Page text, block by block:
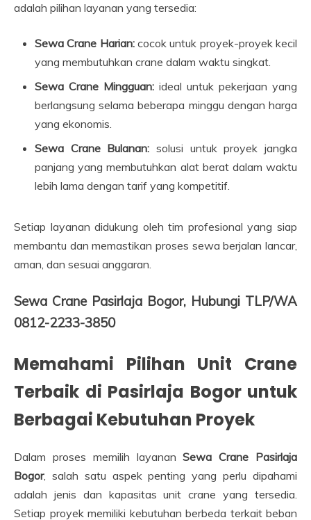
adalah pilihan layanan yang tersedia:
Sewa Crane Harian:cocok untuk proyek-proyek kecil
yang membutuhkan crane dalam waktu singkat.
Sewa Crane Mingguan: ideal untuk pekerjaan yang
berlangsung selama beberapa minggu dengan harga
yang ekonomis.
Sewa Crane Bulanan: solusi untuk proyek jangka
panjang yang membutuhkan alat berat dalam waktu
lebih lama dengan tarif yang kompetitif.
Setiap layanan didukung oleh tim profesional yang siap
membantu dan memastikan proses sewa berjalan lancar,
aman, dan sesuai anggaran.
Sewa Crane Pasirlaja Bogor, Hubungi TLP/WA
0812-2233-3850
Memahami Pilihan Unit Crane
Terbaik di Pasirlaja Bogor untuk
Berbagai Kebutuhan Proyek
Dalam proses memilih layananSewa Crane Pasirlaja
Bogor, salah satu aspek penting yang perlu dipahami
adalah jenis dan kapasitas unit crane yang tersedia.
Setiap proyek memiliki kebutuhan berbeda terkait beban